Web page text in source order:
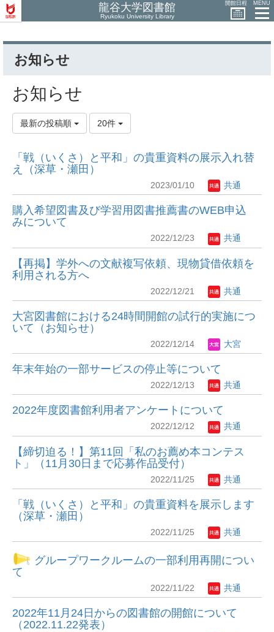
龍谷大学図書館
Ryukoku University Library
開館日程 MENU
お知らせ
お知らせ
最新の投稿順 20件
「戦（いくさ）と平和」の貴重資料の展示入れ替
え（深草・瀬田）
2023/01/10 共通
購入希望図書及び学習用図書推薦書のWEB申込
みについて
2022/12/23 共通
【再掲】学外への文献複写依頼、現物貸借依頼を
利用される方へ
2022/12/21 共通
大宮図書館における24時間開館の試行的実施につ
いて（お知らせ）
2022/12/14 大宮
年末年始の一部サービスの停止等について
2022/12/13 共通
2022年度図書館利用者アンケートについて
2022/12/12 共通
【締切迫る！】第11回「私のお薦め本コンテス
ト」（11月30日まで応募作品受付）
2022/11/25 共通
「戦（いくさ）と平和」の貴重資料を展示します
（深草・瀬田）
2022/11/25 共通
グループワークルームの一部利用再開につい
て
2022/11/22 共通
2022年11月24日からの図書館の開館について
（2022.11.22発表）